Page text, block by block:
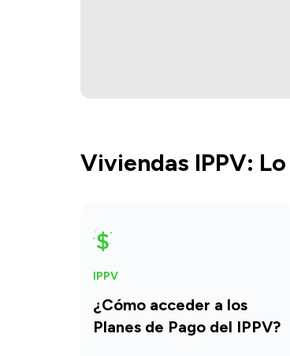
Viviendas IPPV:
¿Cómo acceder a los
Planes de Pago del IPPV?
IPPV